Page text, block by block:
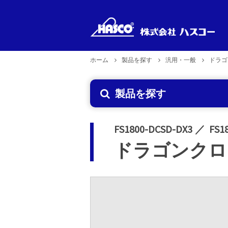
新製品
2026年6月29日更新
製品型式
製品のお取り扱い
企業理念
ホーム 製品を探す 汎用・一般 ドラ
製品を探す
FS1800-DCSD-DX3
ドラゴンク